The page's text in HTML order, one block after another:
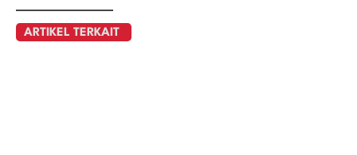
ARTIKEL TERKAIT